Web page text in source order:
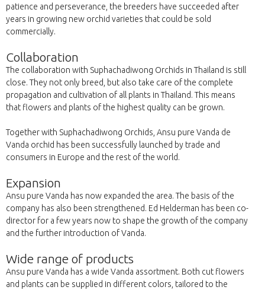
patience and perseverance, the breeders have succeeded after
years in growing new orchid varieties that could be sold
commercially.
Collaboration
The collaboration with Suphachadiwong Orchids in Thailand is still
close. They not only breed, but also take care of the complete
propagation and cultivation of all plants in Thailand. This means
that flowers and plants of the highest quality can be grown.
Together with Suphachadiwong Orchids, Ansu pure Vanda de
Vanda orchid has been successfully launched by trade and
consumers in Europe and the rest of the world.
Expansion
Ansu pure Vanda has now expanded the area. The basis of the
company has also been strengthened. Ed Helderman has been co-
director for a few years now to shape the growth of the company
and the further introduction of Vanda.
Wide range of products
Ansu pure Vanda has a wide Vanda assortment. Both cut flowers
and plants can be supplied in different colors, tailored to the